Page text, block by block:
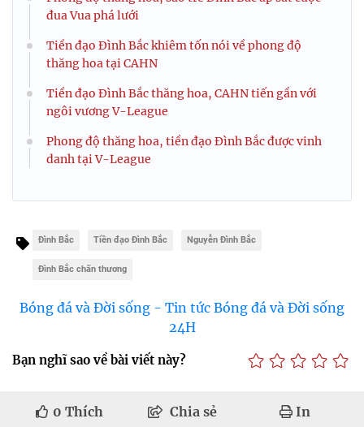
đua Vua phá lưới
Tiền đạo Đình Bắc khiêm tốn nói về phong độ
thăng hoa tại CAHN
Tiền đạo Đình Bắc thăng hoa, CAHN tiến gần với
ngôi vương V-League
Phong độ thăng hoa, tiền đạo Đình Bắc được vinh
danh tại V-League
Đình Bắc Tiền đạo Đình Bắc Nguyễn Đình Bắc
Đình Bắc chấn thương
Bóng đá và Đời sống - Tin tức Bóng đá và Đời sống
24H
Bạn nghĩ sao về bài viết này?
0 Thích Chia sẻ In